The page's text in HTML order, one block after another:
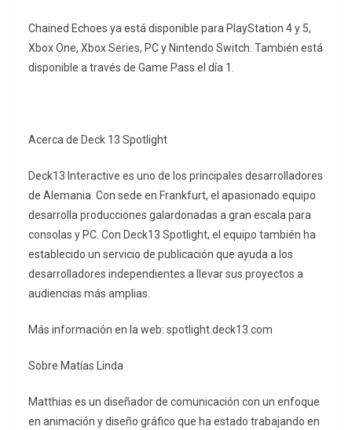
Chained Echoes ya está disponible para PlayStation 4 y 5,
Xbox One, Xbox Series, PC y Nintendo Switch. También está
disponible a través de Game Pass el día 1.
Acerca de Deck 13 Spotlight
Deck13 Interactive es uno de los principales desarrolladores
de Alemania. Con sede en Frankfurt, el apasionado equipo
desarrolla producciones galardonadas a gran escala para
consolas y PC. Con Deck13 Spotlight, el equipo también ha
establecido un servicio de publicación que ayuda a los
desarrolladores independientes a llevar sus proyectos a
audiencias más amplias.
Más información en la web: spotlight.deck13.com
Sobre Matías Linda
Matthias es un diseñador de comunicación con un enfoque
en animación y diseño gráfico que ha estado trabajando en